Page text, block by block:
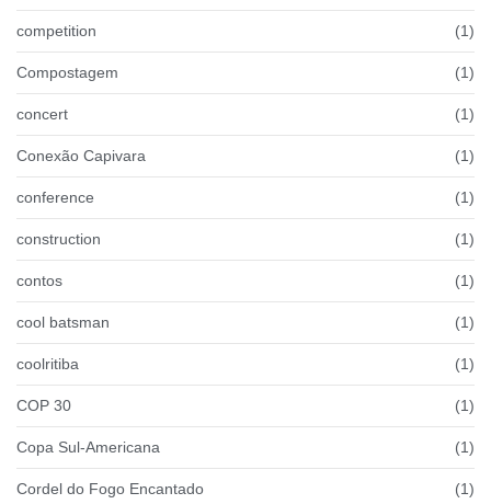
competition (1)
Compostagem (1)
concert (1)
Conexão Capivara (1)
conference (1)
construction (1)
contos (1)
cool batsman (1)
coolritiba (1)
COP 30 (1)
Copa Sul-Americana (1)
Cordel do Fogo Encantado (1)